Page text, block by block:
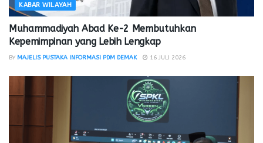
KABAR WILAYAH
Muhammadiyah Abad Ke-2 Membutuhkan
Kepemimpinan yang Lebih Lengkap
BY MAJELIS PUSTAKA INFORMASI PDM DEMAK 16 JULI 2026